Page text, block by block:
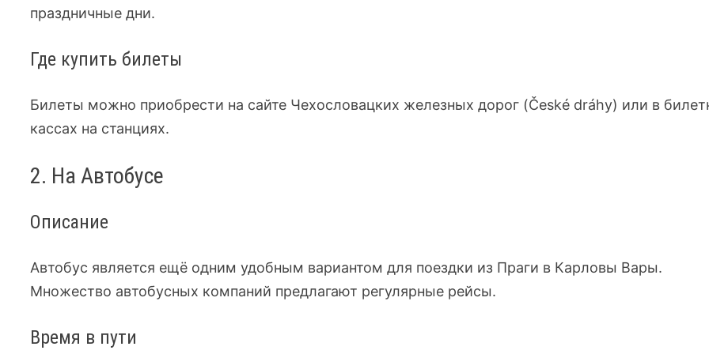
праздничные дни.
Где купить билеты
Билеты можно приобрести на сайте Чехословацких железных дорог (České dráhy) или в
кассах на станциях.
2. На Автобусе
Описание
Автобус является ещё одним удобным вариантом для поездки из Праги в Карловы Вары.
Множество автобусных компаний предлагают регулярные рейсы.
Время в пути